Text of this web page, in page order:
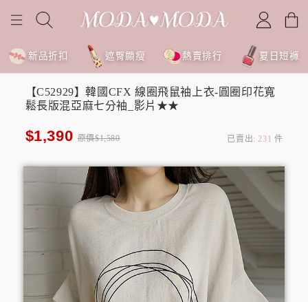
新品折扣 遮臀顯瘦 熱賣排行 夏日短褲
【C52929】韓國CFX 線圈飛鼠袖上衣-圓圈印花寬
鬆長版混亞麻七分袖_影片★★
$1,390 原價$1,580 已賣出:231 件